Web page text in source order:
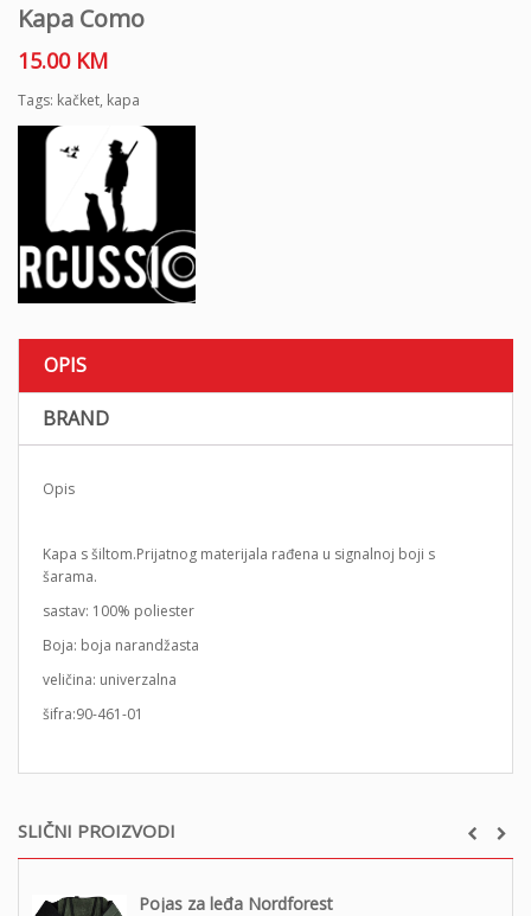
SLIČNI PROIZVODI
Pojas za leđa Nordforest
Kapa Como
15.00 KM
Tags: kačket, kapa
OPIS
BRAND
Opis
Kapa s šiltom.Prijatnog materijala rađena u signalnoj boji s
šarama.
sastav: 100% poliester
Boja: boja narandžasta
veličina: univerzalna
šifra:90-461-01